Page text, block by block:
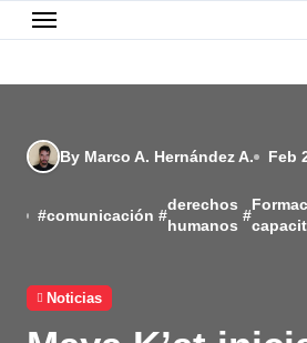
By Marco A. Hernández A. Feb
#comunicación #
derechos
humanos
#
Noticias